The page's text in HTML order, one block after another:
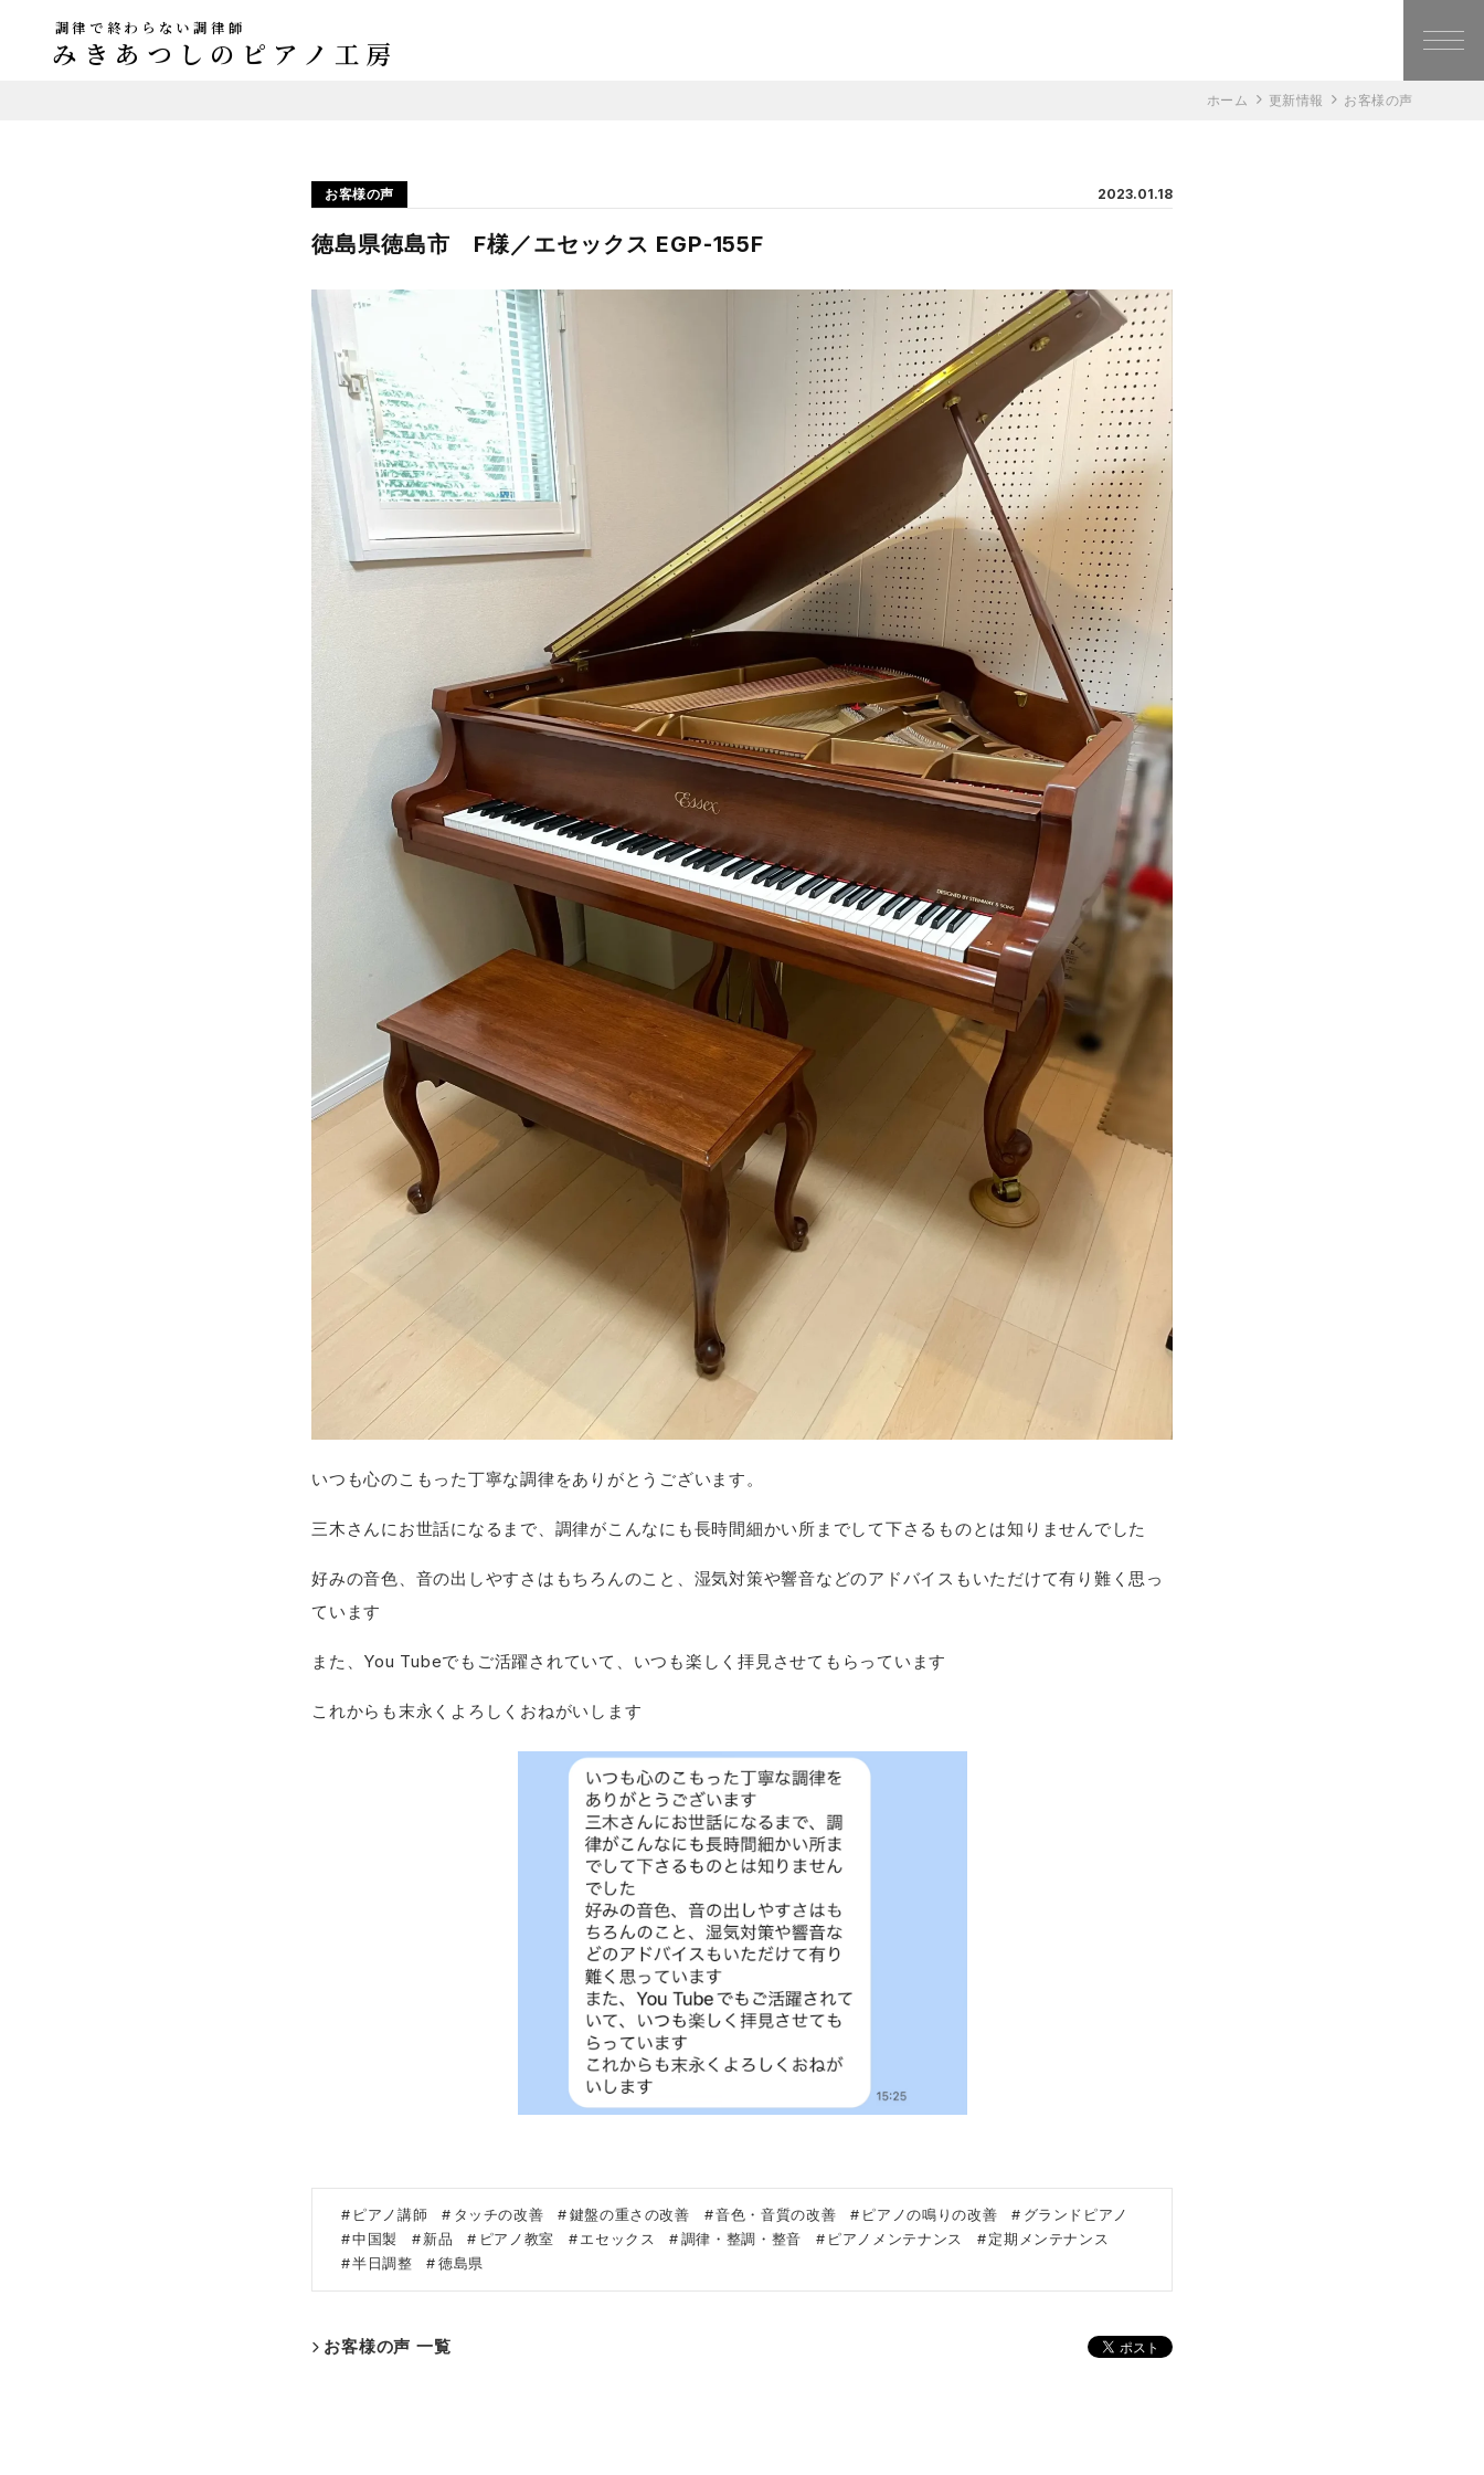
調律で終わらない調律師
みきあつしのピアノ工房
ホーム 更新情報 お客様の声
お客様の声 2023.01.18
徳島県徳島市 F様／エセックス EGP-155F
いつも心のこもった丁寧な調律をありがとうございます。
三木さんにお世話になるまで、調律がこんなにも長時間細かい所までして下さるものとは知りませんでした
好みの音色、音の出しやすさはもちろんのこと、湿気対策や響音などのアドバイスもいただけて有り難く思っ
ています
また、You Tubeでもご活躍されていて、いつも楽しく拝見させてもらっています
これからも末永くよろしくおねがいします
ピアノ講師 タッチの改善 鍵盤の重さの改善 音色・音質の改善 ピアノの鳴りの改善
グランドピアノ
中国製
新品 ピアノ教室 エセックス 調律・整調・整音 ピアノメンテナンス
定期メンテナンス
半日調整
徳島県
お客様の声 一覧